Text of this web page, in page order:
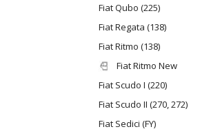
Fiat Qubo (225)
Fiat Regata (138)
Fiat Ritmo (138)
Fiat Ritmo New
Fiat Scudo I (220)
Fiat Scudo II (270, 272)
Fiat Sedici (FY)